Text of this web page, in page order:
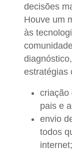
decisões
Houve um
às
estratégias
criação
pais e
envio
todos
internet;